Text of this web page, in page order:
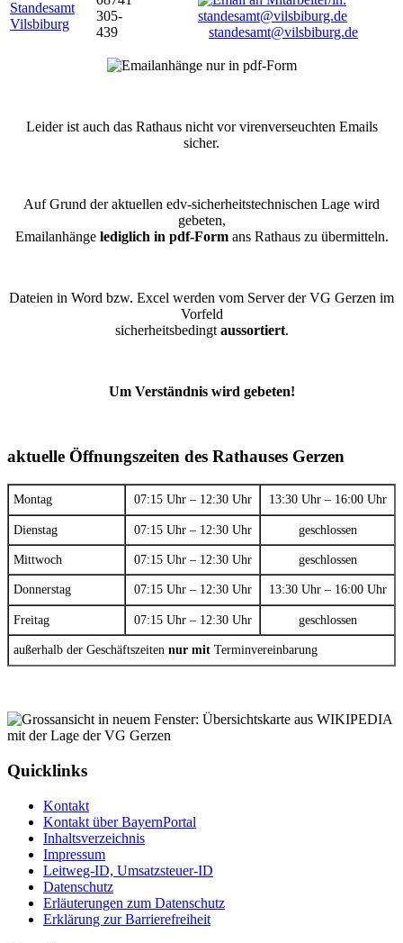
Standesamt
Vilsbiburg
305-
439
standesamt@vilsbiburg.de
Leider ist auch das Rathaus nicht vor virenverseuchten Emails
sicher.
Auf Grund der aktuellen edv-sicherheitstechnischen Lage wird
gebeten,
Emailanhänge lediglich in pdf-Formans Rathaus zu übermitteln.
Dateien in Word bzw. Excel werden vom Server der VG Gerzen im
Vorfeld
sicherheitsbedingt aussortiert.
Um Verständnis wird gebeten!
aktuelle Öffnungszeiten des Rathauses Gerzen
Montag 07:15 Uhr – 12:30 Uhr 13:30 Uhr – 16:00 Uhr
Dienstag 07:15 Uhr – 12:30 Uhr geschlossen
Mittwoch 07:15 Uhr – 12:30 Uhr geschlossen
Donnerstag 07:15 Uhr – 12:30 Uhr 13:30 Uhr – 16:00 Uhr
Freitag 07:15 Uhr – 12:30 Uhr geschlossen
außerhalb der Geschäftszeiten nur mit Terminvereinbarung
Quicklinks
Kontakt
Kontakt über BayernPortal
Inhaltsverzeichnis
Impressum
Leitweg-ID, Umsatzsteuer-ID
Datenschutz
Erläuterungen zum Datenschutz
Erklärung zur Barrierefreiheit